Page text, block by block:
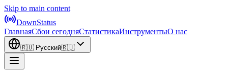
Skip to main content
DownStatus
ГлавнаяСбои сегодняСтатистикаИнструментыО нас
🇷🇺 Русский🇷🇺